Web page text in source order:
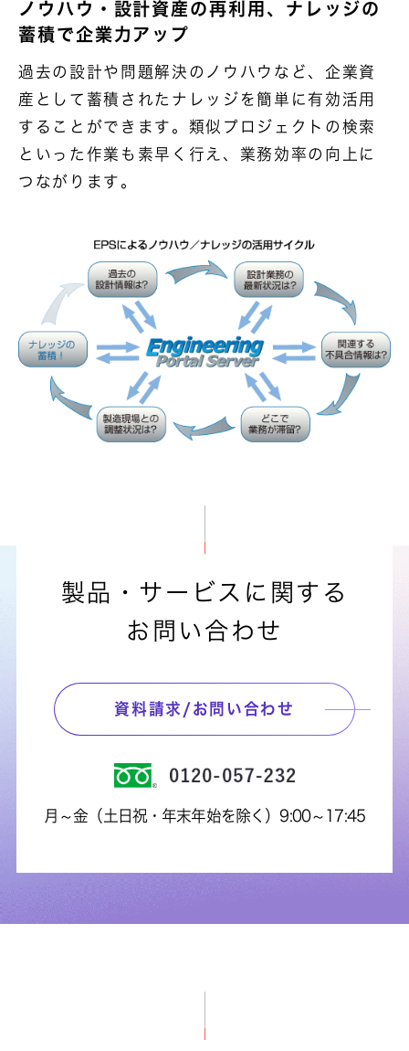
ノウハウ・設計資産の再利用、ナレッジの
蓄積で企業力アップ
過去の設計や問題解決のノウハウなど、企業資
産として蓄積されたナレッジを簡単に有効活用
することができます。類似プロジェクトの検索
といった作業も素早く行え、業務効率の向上に
つながります。
製品・サービスに関する
お問い合わせ
資料請求/お問い合わせ
月～金（土日祝・年末年始を除く）9:00～17:45